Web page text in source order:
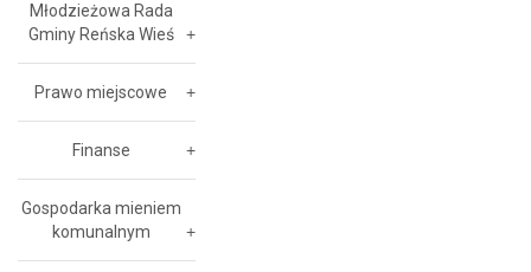
Młodzieżowa Rada
Gminy Reńska Wieś
Prawo miejscowe
Finanse
Gospodarka mieniem
komunalnym